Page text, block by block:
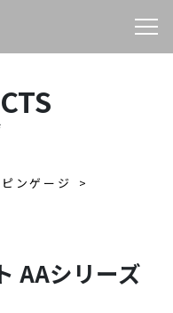
ピンゲージ
AAシリーズ